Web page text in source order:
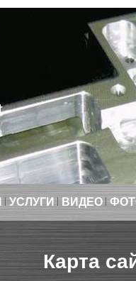
УСЛУГИ ВИДЕО
Карта